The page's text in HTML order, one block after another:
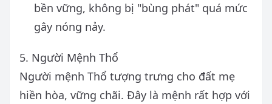
bền vững, không bị "bùng phát" quá mức
gây nóng nảy.
5. Người Mệnh Thổ
Người mệnh Thổ tượng trưng cho đất mẹ
hiền hòa, vững chãi. Đây là mệnh rất hợp với